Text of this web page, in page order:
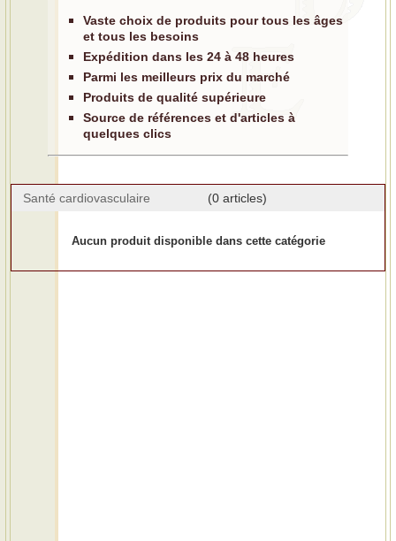
Vaste choix de produits pour tous les âges
et tous les besoins
Expédition dans les 24 à 48 heures
Parmi les meilleurs prix du marché
Produits de qualité supérieure
Source de références et d'articles à
quelques clics
Santé cardiovasculaire (0 articles)
Aucun produit disponible dans cette catégorie